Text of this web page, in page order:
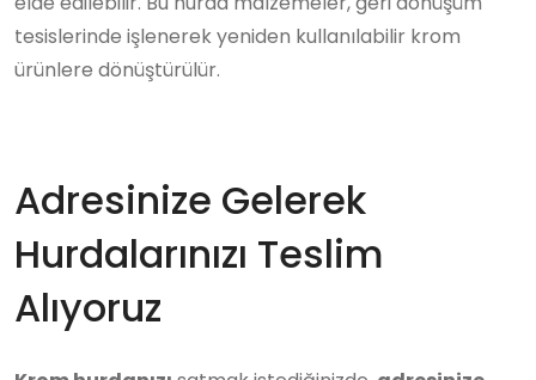
tesislerinde işlenerek yeniden kullanılabilir krom
ürünlere dönüştürülür.
Adresinize Gelerek
Hurdalarınızı Teslim
Alıyoruz